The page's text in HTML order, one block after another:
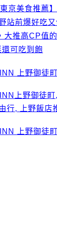
東京美食推薦
站前爆好吃
大推高CP值
可吃到飽